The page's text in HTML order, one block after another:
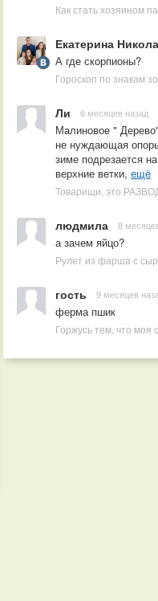
Как стать хозяином
Екатерина
А где скорпионы?
Гороскоп по знакам
Ли 6 месяцев назад
Малиновое "
не нуждающая
зиме подрезается
верхние ветки, ещё
людмила 8
а зачем яйцо?
Рулет из фарша с
гость 9 месяцев
ферма пшик